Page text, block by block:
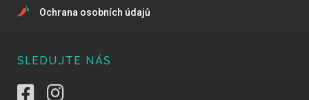
Ochrana osobních údajů
SLEDUJTE NÁS